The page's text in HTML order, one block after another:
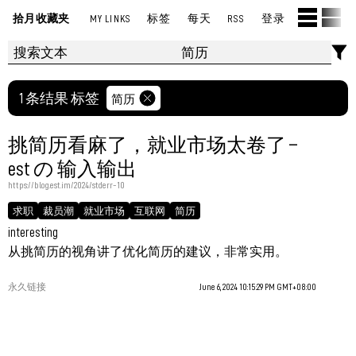
拾月收藏夹 MY LINKS 标签 每天 RSS 登录
1 条结果 标签 简历
挑简历看麻了，就业市场太卷了 –
est の 输入输出
https://blog.est.im/2024/stderr-10
求职 裁员潮 就业市场 互联网 简历
interesting
从挑简历的视角讲了优化简历的建议，非常实用。
永久链接 June 6, 2024 10:15:29 PM GMT+08:00